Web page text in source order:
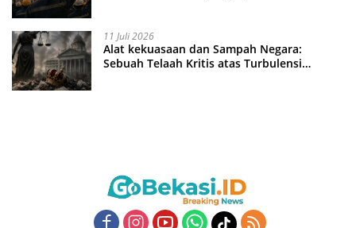
11 Juli 2026
Alat kekuasaan dan Sampah Negara:
Sebuah Telaah Kritis atas Turbulensi